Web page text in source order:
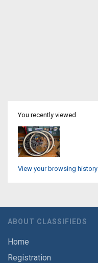
You recently viewed
View your browsing history
ABOUT CLASSIFIEDS
Home
Registration